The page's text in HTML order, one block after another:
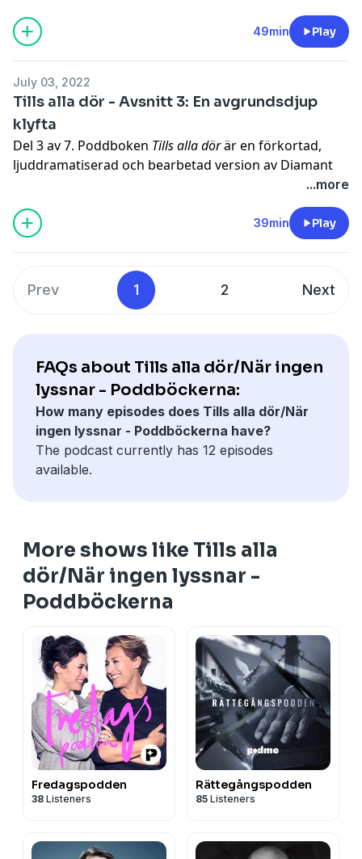
Producent och uppläsare: Johan Dahlberg
Hosted on Acast. See
for more
49min Play
July 03, 2022
Tills alla dör - Avsnitt 3: En avgrundsdjup
klyfta
Del 3 av 7. Poddboken Tills alla dörär en förkortad,
ljuddramatiserad och bearbetad version av Diamant
Producent och uppläsare: Johan Dahlberg
Hosted on Acast. See
for more
...more
39min Play
Prev 1 2 Next
FAQs about Tills alla dör/När ingen
lyssnar - Poddböckerna:
How many episodes does Tills alla dör/När
ingen lyssnar - Poddböckerna have?
The podcast currently has 12 episodes
available.
More shows like Tills alla
dör/När ingen lyssnar -
Poddböckerna
Fredagspodden
38 Listeners
Rättegångspodden
85 Listeners